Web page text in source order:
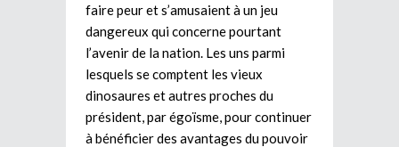
faire peur et s’amusaient à un jeu
dangereux qui concerne pourtant
l’avenir de la nation. Les uns parmi
lesquels se comptent les vieux
dinosaures et autres proches du
président, par égoïsme, pour continuer
à bénéficier des avantages du pouvoir